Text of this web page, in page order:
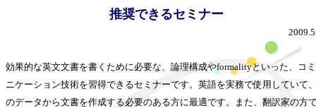
推奨できるセミナー
効果的な英文文書を書くために必要な、論理構成やformalityといった、コ
ニケーション技術を習得できるセミナーです。英語を実務で使用していて
のデータから文書を作成する必要のある方に最適です。また、翻訳家の方で